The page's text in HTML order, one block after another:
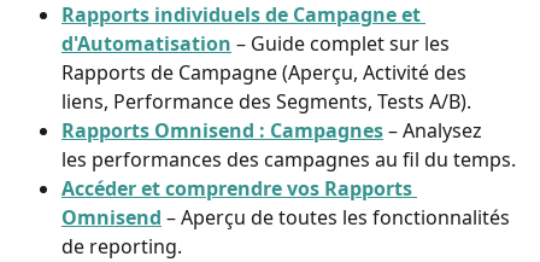
Rapports individuels de Campagne et
d'Automatisation – Guide complet sur les
Rapports de Campagne (Aperçu, Activité des
liens, Performance des Segments, Tests A/B).
Rapports Omnisend : Campagnes – Analysez
les performances des campagnes au fil du temps.
Accéder et comprendre vos Rapports
Omnisend – Aperçu de toutes les fonctionnalités
de reporting.